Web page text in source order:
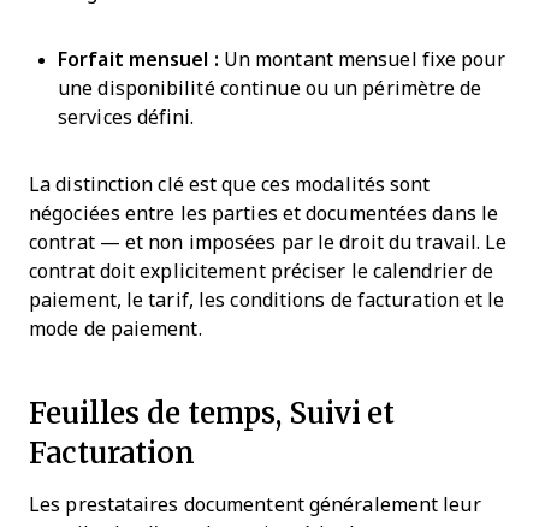
Forfait mensuel : Un montant mensuel fixe pour
une disponibilité continue ou un périmètre de
services défini.
La distinction clé est que ces modalités sont
négociées entre les parties et documentées dans le
contrat — et non imposées par le droit du travail. Le
contrat doit explicitement préciser le calendrier de
paiement, le tarif, les conditions de facturation et le
mode de paiement.
Feuilles de temps, Suivi et
Facturation
Les prestataires documentent généralement leur